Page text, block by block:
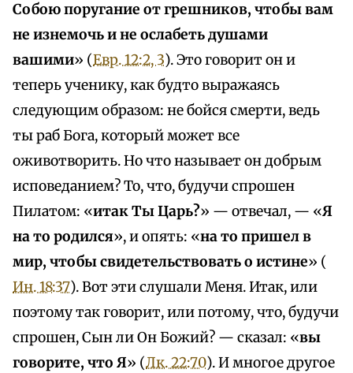
Собою поругание от грешников, чтобы вам
не изнемочь и не ослабеть душами
вашими» (Евр. 12:2, 3). Это говорит он и
теперь ученику, как будто выражаясь
следующим образом: не бойся смерти, ведь
ты раб Бога, который может все
оживотворить. Но что называет он добрым
исповеданием? То, что, будучи спрошен
Пилатом: «итак Ты Царь?» — отвечал, — «Я
на то родился», и опять: «на то пришел в
мир, чтобы свидетельствовать о истине» (
Ин. 18:37). Вот эти слушали Меня. Итак, или
поэтому так говорит, или потому, что, будучи
спрошен, Сын ли Он Божий? — сказал: «вы
говорите, что Я» (Лк. 22:70). И многое другое